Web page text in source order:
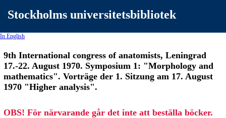
Stockholms universitetsbibliotek
In English
9th International congress of anatomists, Leningrad
17.-22. August 1970. Symposium 1: "Morphology and
mathematics". Vorträge der 1. Sitzung am 17. August
1970 "Higher analysis".
OBS! För närvarande går det inte att beställa böcker.